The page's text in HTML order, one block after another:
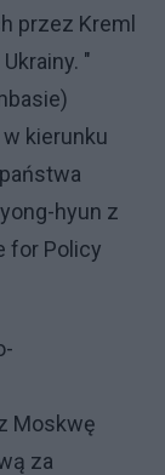
przez Kreml
"
kierunku
hyun z
for Policy
Moskwę
za